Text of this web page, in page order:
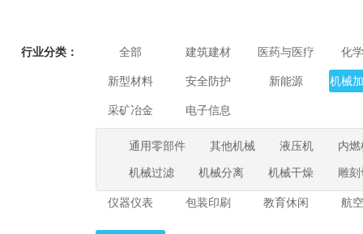
行业分类： 全部 建筑建材 医药与医疗 化
新型材料 安全防护 新能源 机械
采矿冶金 电子信息
通用零部件 其他机械 液压机 内燃
机械过滤 机械分离 机械干燥 雕
仪器仪表 包装印刷 教育休闲 航